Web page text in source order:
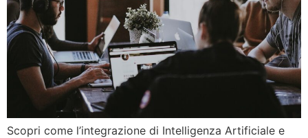
Scopri come l’integrazione di Intelligenza Artificiale e